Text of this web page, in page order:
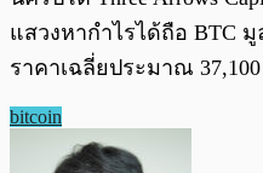
แสวงหากำไรได้ถือ BTC
ราคาเฉลี่ยประมาณ
bitcoin